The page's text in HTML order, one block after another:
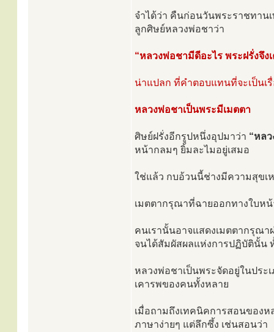
จำได้ว่า คืนก่อนวันพระราชทาน
ลูกศิษย์หลวงพ่อชาว่า
“หลวงพ่อชามีดีอะไร พระฝรั่งจึง
น่าแปลก ที่คำตอบแทนที่จะเป็นเ
หลวงพ่อชาเป็นพระมีเมตตา
ศิษย์ฝรั่งอีกรูปหนึ่งอุปมาว่า “หล
หน้ากลมๆ ยิ้มละไมอยู่เสมอ
ใช่แล้ว กบอ้วนนี้ช่างมีความสุขเ
เมตตากรุณาที่ฉายออกทางใบห
คนเรานั้นอาจแสดงเมตตากรุณา
จนได้สัมผัสผลแห่งการปฏิบัตินั้น
หลวงพ่อชาเป็นพระจัดอยู่ในประ
เคารพของคนทั้งหลาย
เมื่อถามถึงเทคนิคการสอนของ
ภาษาง่ายๆ แต่ลึกซึ้ง เช่นสอนว่า